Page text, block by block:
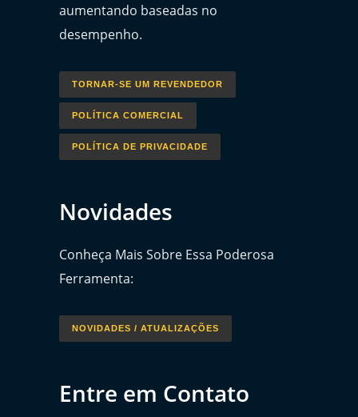
aumentando baseadas no
desempenho.
TORNAR-SE UM REVENDEDOR
POLÍTICA COMERCIAL
POLÍTICA DE PRIVACIDADE
Novidades
Conheça Mais Sobre Essa Poderosa
Ferramenta:
NOVIDADES / ATUALIZAÇÕES
Entre em Contato